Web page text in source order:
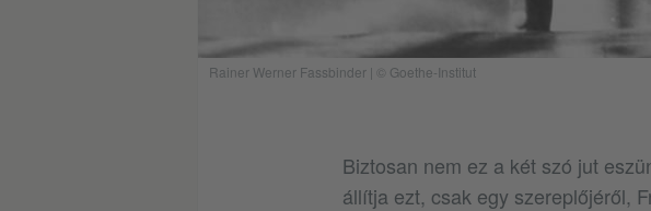
Rainer Werner Fassbinder | © Goethe-Institut
Biztosan nem ez a két szó jut
állítja ezt, csak egy szereplőjéről,